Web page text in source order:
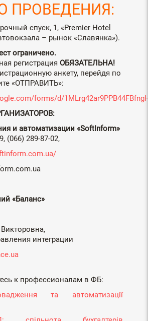
ПРОВЕДЕНИЯ:
спуск, 1, «Premier Hotel
– рынок «Славянка»).
ограничено.
регистрация ОБЯЗАТЕЛЬНА!
анкету, перейдя по
«ОТПРАВИТЬ»:
forms/d/
и автоматизации «SoftInform»
(066) 289-87-02,
«Баланс»
интеграции
к профессионалам в ФБ:
та автоматизації